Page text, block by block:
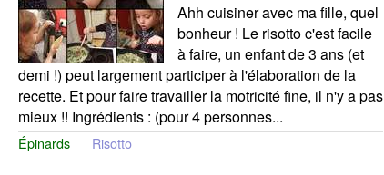
Ahh cuisiner avec ma fille, quel
bonheur ! Le risotto c'est facile
à faire, un enfant de 3 ans (et
demi !) peut largement participer à l'élaboration de la
recette. Et pour faire travailler la motricité fine, il n'y a pas
mieux !! Ingrédients : (pour 4 personnes...
Épinards Risotto